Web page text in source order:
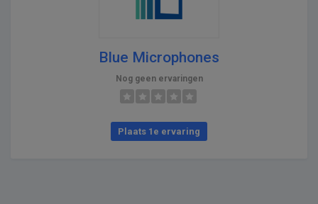
Blue Microphones
Nog geen ervaringen
Plaats 1e ervaring